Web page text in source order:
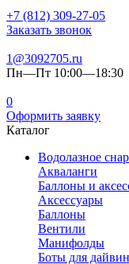
+7 (812) 309-27-05
Заказать звонок
1@3092705.ru
Пн—Пт 10:00—18:30
0
Оформить заявку
Каталог
Водолазное
Акваланги
Баллоны и
Аксессуары
Баллоны
Вентили
Манифолды
Боты для